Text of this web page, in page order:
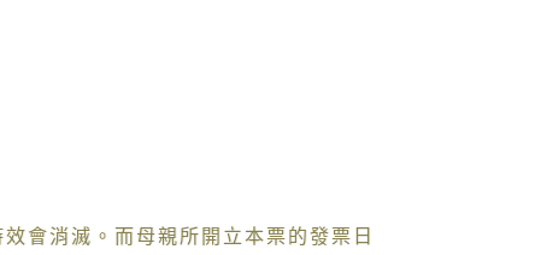
會消滅。而母親所開立本票的發票日